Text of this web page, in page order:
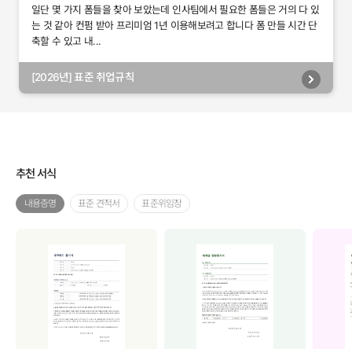
일단 몇 가지 폼들을 찾아 보았는데 인사팀에서 필요한 폼들은 거의 다 있
는 것 같아 컨펌 받아 프리미엄 1년 이용해보려고 합니다 폼 만들 시간 단
축할 수 있고 내...
[2026년] 표준 취업규칙
추천 서식
내용증명 표준 견적서 표준위임장